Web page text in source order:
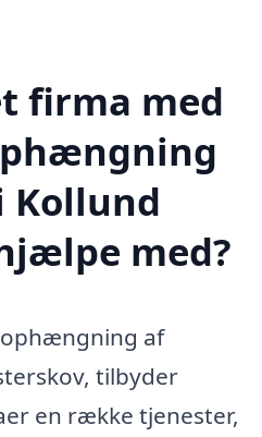
firma med
Kollund
med?
af
tilbyder
en række tjenester,